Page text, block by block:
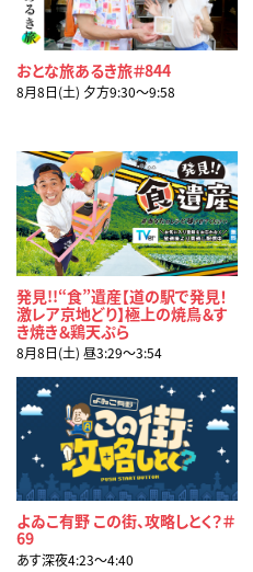
おとな旅あるき旅＃844
8月8日(土) 夕方9:30〜9:58
発見!!“食”遺産【道の駅で発見！
激レア京地どり】極上の焼鳥＆す
き焼き＆鶏天ぷら
8月8日(土) 昼3:29〜3:54
よゐこ有野 この街、攻略しとく？＃
69
あす深夜4:23〜4:40